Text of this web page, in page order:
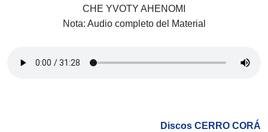
CHE YVOTY AHENOMI
Nota: Audio completo del Material
Discos CERRO CORÁ